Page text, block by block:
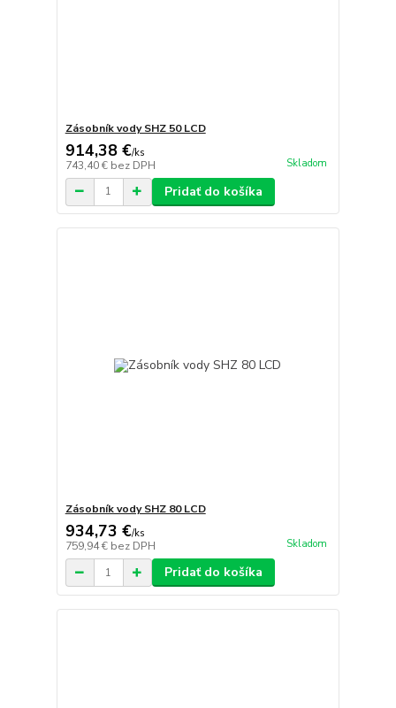
Zásobník vody SHZ 50 LCD
914,38 €/ks
743,40 € bez DPH Skladom
Pridať do košíka
Zásobník vody SHZ 80 LCD
934,73 €/ks
759,94 € bez DPH Skladom
Pridať do košíka